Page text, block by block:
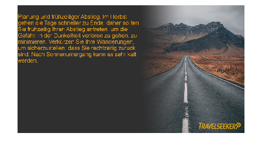
Link Embed